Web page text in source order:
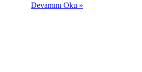
Devamını Oku »